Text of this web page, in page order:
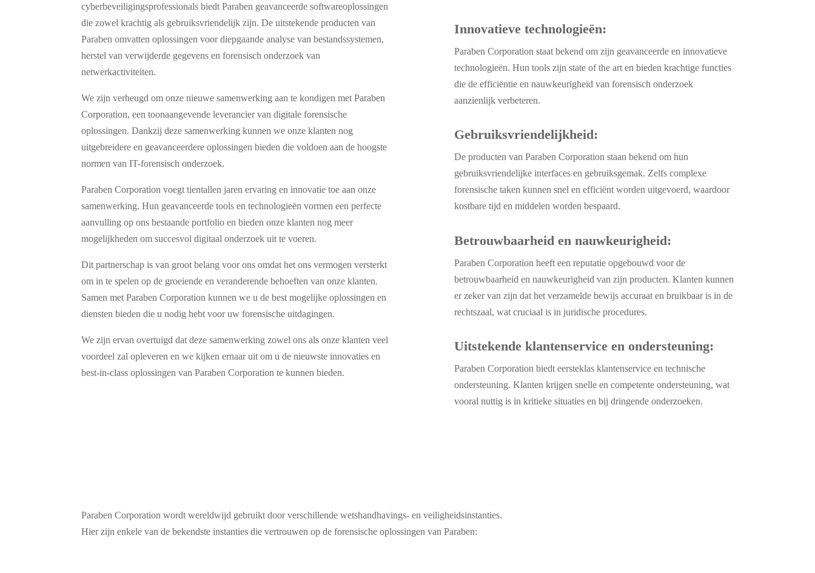
cyberbeveiligingsprofessionals biedt Paraben geavanceerde softwareoplossingen
die zowel krachtig als gebruiksvriendelijk zijn. De uitstekende producten van
Paraben omvatten oplossingen voor diepgaande analyse van bestandssystemen,
herstel van verwijderde gegevens en forensisch onderzoek van
netwerkactiviteiten.
We zijn verheugd om onze nieuwe samenwerking aan te kondigen met Paraben
Corporation, een toonaangevende leverancier van digitale forensische
oplossingen. Dankzij deze samenwerking kunnen we onze klanten nog
uitgebreidere en geavanceerdere oplossingen bieden die voldoen aan de hoogste
normen van IT-forensisch onderzoek.
Paraben Corporation voegt tientallen jaren ervaring en innovatie toe aan onze
samenwerking. Hun geavanceerde tools en technologieën vormen een perfecte
aanvulling op ons bestaande portfolio en bieden onze klanten nog meer
mogelijkheden om succesvol digitaal onderzoek uit te voeren.
Dit partnerschap is van groot belang voor ons omdat het ons vermogen versterkt
om in te spelen op de groeiende en veranderende behoeften van onze klanten.
Samen met Paraben Corporation kunnen we u de best mogelijke oplossingen en
diensten bieden die u nodig hebt voor uw forensische uitdagingen.
We zijn ervan overtuigd dat deze samenwerking zowel ons als onze klanten veel
voordeel zal opleveren en we kijken ernaar uit om u de nieuwste innovaties en
best-in-class oplossingen van Paraben Corporation te kunnen bieden.
Innovatieve technologieën:
Paraben Corporation staat bekend om zijn geavanceerde en innovatieve
technologieën. Hun tools zijn state of the art en bieden krachtige functies
die de efficiëntie en nauwkeurigheid van forensisch onderzoek
aanzienlijk verbeteren.
Gebruiksvriendelijkheid:
De producten van Paraben Corporation staan bekend om hun
gebruiksvriendelijke interfaces en gebruiksgemak. Zelfs complexe
forensische taken kunnen snel en efficiënt worden uitgevoerd, waardoor
kostbare tijd en middelen worden bespaard.
Betrouwbaarheid en nauwkeurigheid:
Paraben Corporation heeft een reputatie opgebouwd voor de
betrouwbaarheid en nauwkeurigheid van zijn producten. Klanten kunnen
er zeker van zijn dat het verzamelde bewijs accuraat en bruikbaar is in de
rechtszaal, wat cruciaal is in juridische procedures.
Uitstekende klantenservice en ondersteuning:
Paraben Corporation biedt eersteklas klantenservice en technische
ondersteuning. Klanten krijgen snelle en competente ondersteuning, wat
vooral nuttig is in kritieke situaties en bij dringende onderzoeken.
Paraben Corporation wordt wereldwijd gebruikt door verschillende wetshandhavings- en veiligheidsinstanties.
Hier zijn enkele van de bekendste instanties die vertrouwen op de forensische oplossingen van Paraben: